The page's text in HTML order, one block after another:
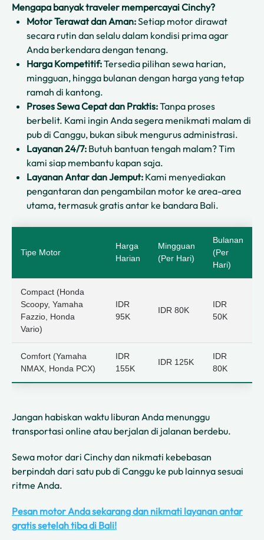
Mengapa banyak traveler mempercayai Cinchy?
Motor Terawat dan Aman:Setiap motor dirawat
secara rutin dan selalu dalam kondisi prima agar
Anda berkendara dengan tenang.
Harga Kompetitif:Tersedia pilihan sewa harian,
mingguan, hingga bulanan dengan harga yang tetap
ramah di kantong.
Proses Sewa Cepat dan Praktis:Tanpa proses
berbelit. Kami ingin Anda segera menikmati malam di
pub di Canggu, bukan sibuk mengurus administrasi.
Layanan 24/7: Butuh bantuan tengah malam? Tim
kami siap membantu kapan saja.
Layanan Antar dan Jemput: Kami menyediakan
pengantaran dan pengambilan motor ke area-area
utama, termasuk gratis antar ke bandara Bali.
Tipe Motor
Harga
Harian
Mingguan
(per Hari)
Bulanan
(per
Hari)
Compact (Honda
Scoopy, Yamaha
Fazzio, Honda
Vario)
IDR
95K
IDR 80K
IDR
50K
Comfort (Yamaha
NMAX, Honda PCX)
IDR
155K
IDR 125K
IDR
80K
Jangan habiskan waktu liburan Anda menunggu
transportasi online atau berjalan di jalanan berdebu.
Sewa motor dari Cinchy dan nikmati kebebasan
berpindah dari satu pub di Canggu ke pub lainnya sesuai
ritme Anda.
Pesan motor Anda sekarang dan nikmati layanan antar
gratis setelah tiba di Bali!